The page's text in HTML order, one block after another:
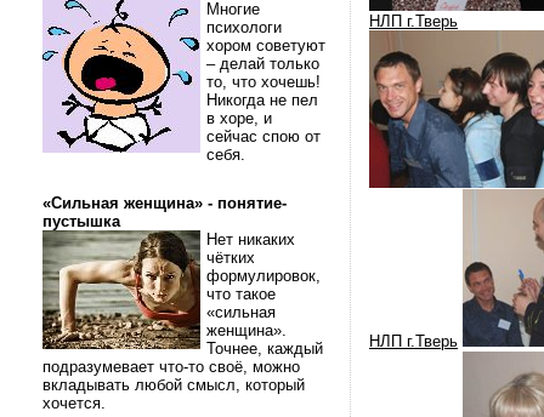
Многие
психологи
хором советуют
– делай только
то, что хочешь!
Никогда не пел
в хоре, и
сейчас спою от
себя.
«Сильная женщина» - понятие-
пустышка
Нет никаких
чётких
формулировок,
что такое
«сильная
женщина».
Точнее, каждый
подразумевает что-то своё, можно
вкладывать любой смысл, который
хочется.
НЛП г.Тверь
НЛП г.Тверь